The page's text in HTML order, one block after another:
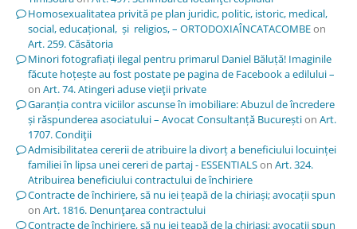
Homosexualitatea privită pe plan juridic, politic, istoric, medical,
social, educațional, și religios, – ORTODOXIAÎNCATACOMBEon
Art. 259. Căsătoria
Minori fotografiați ilegal pentru primarul Daniel Băluță! Imaginile
făcute hoțește au fost postate pe pagina de Facebook a edilului –
on Art. 74. Atingeri aduse vieţii private
Garanția contra viciilor ascunse în imobiliare: Abuzul de încredere
și răspunderea asociatului – Avocat Consultanță Bucureștion Art.
1707. Condiţii
Admisibilitatea cererii de atribuire la divorț a beneficiului locuinței
familiei în lipsa unei cereri de partaj - ESSENTIALSon Art. 324.
Atribuirea beneficiului contractului de închiriere
Contracte de închiriere, să nu iei țeapă de la chiriași; avocații spun
on Art. 1816. Denunţarea contractului
Contracte de închiriere, să nu iei țeapă de la chiriași; avocații spun